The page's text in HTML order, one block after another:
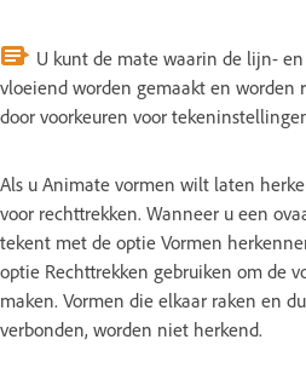
U kunt de mate waarin de lijn-
vloeiend worden gemaakt en worden
door voorkeuren voor
Als u Animate vormen wilt laten
voor rechttrekken. Wanneer u een
tekent met de optie Vormen
optie Rechttrekken gebruiken om de
maken. Vormen die elkaar raken en
verbonden, worden niet herkend.